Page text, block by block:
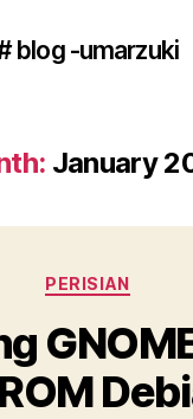
blog -umarzuki
January
Categories
PERISIAN